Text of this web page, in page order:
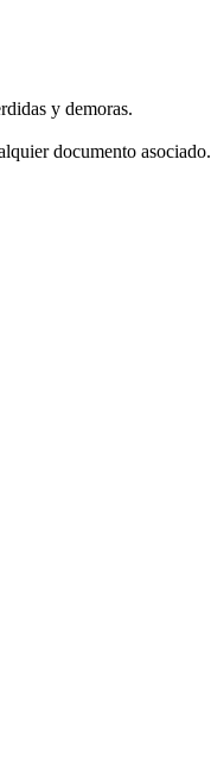
y demoras.
documento asociado.